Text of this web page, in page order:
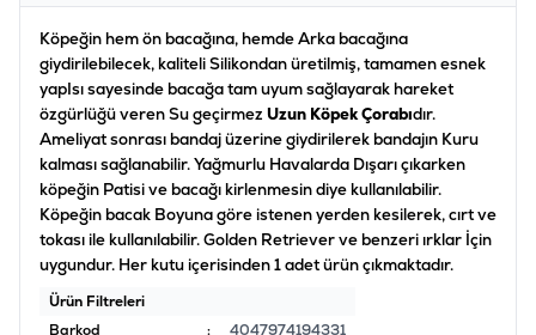
Köpeğin hem ön bacağına, hemde Arka bacağına
giydirilebilecek, kaliteli Silikondan üretilmiş, tamamen esnek
yapIsı sayesinde bacağa tam uyum sağlayarak hareket
özgürlüğü veren Su geçirmez Uzun Köpek Çorabıdır.
Ameliyat sonrası bandaj üzerine giydirilerek bandajın Kuru
kalması sağlanabilir. Yağmurlu Havalarda Dışarı çıkarken
köpeğin Patisi ve bacağı kirlenmesin diye kullanılabilir.
Köpeğin bacak Boyuna göre istenen yerden kesilerek, cırt ve
tokası ile kullanılabilir. Golden Retriever ve benzeri ırklar İçin
uygundur. Her kutu içerisinden 1 adet ürün çıkmaktadır.
Ürün Filtreleri
Barkod
:
4047974194331